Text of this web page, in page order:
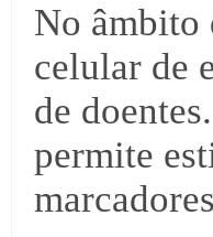
No âmbito
celular de
de
permite